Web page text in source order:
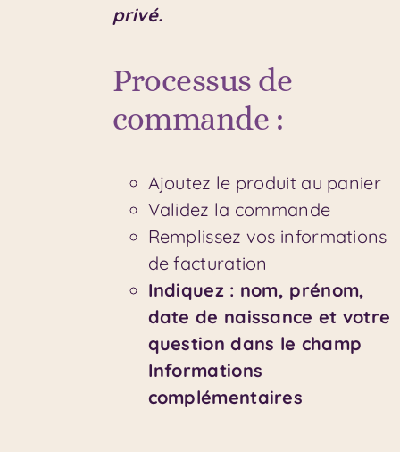
privé.
Processus de
commande :
Ajoutez le produit au panier
Validez la commande
Remplissez vos informations
de facturation
Indiquez : nom, prénom,
date de naissance et votre
question dans le champ
Informations
complémentaires